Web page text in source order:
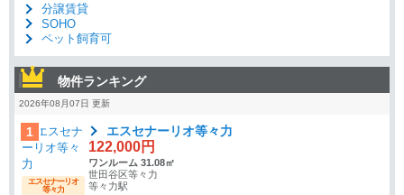
分譲賃貸
SOHO
ペット飼育可
物件ランキング
2026年08月07日 更新
1
エスセナーリオ
等々力
エスセナーリオ等々力
122,000円
ワンルーム 31.08㎡
世田谷区等々力
等々力駅